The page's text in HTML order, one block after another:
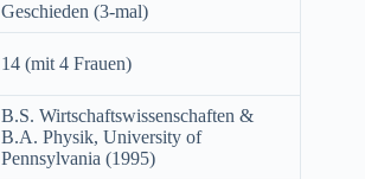
Geschieden (3-mal)
14 (mit 4 Frauen)
B.S. Wirtschaftswissenschaften &
B.A. Physik, University of
Pennsylvania (1995)